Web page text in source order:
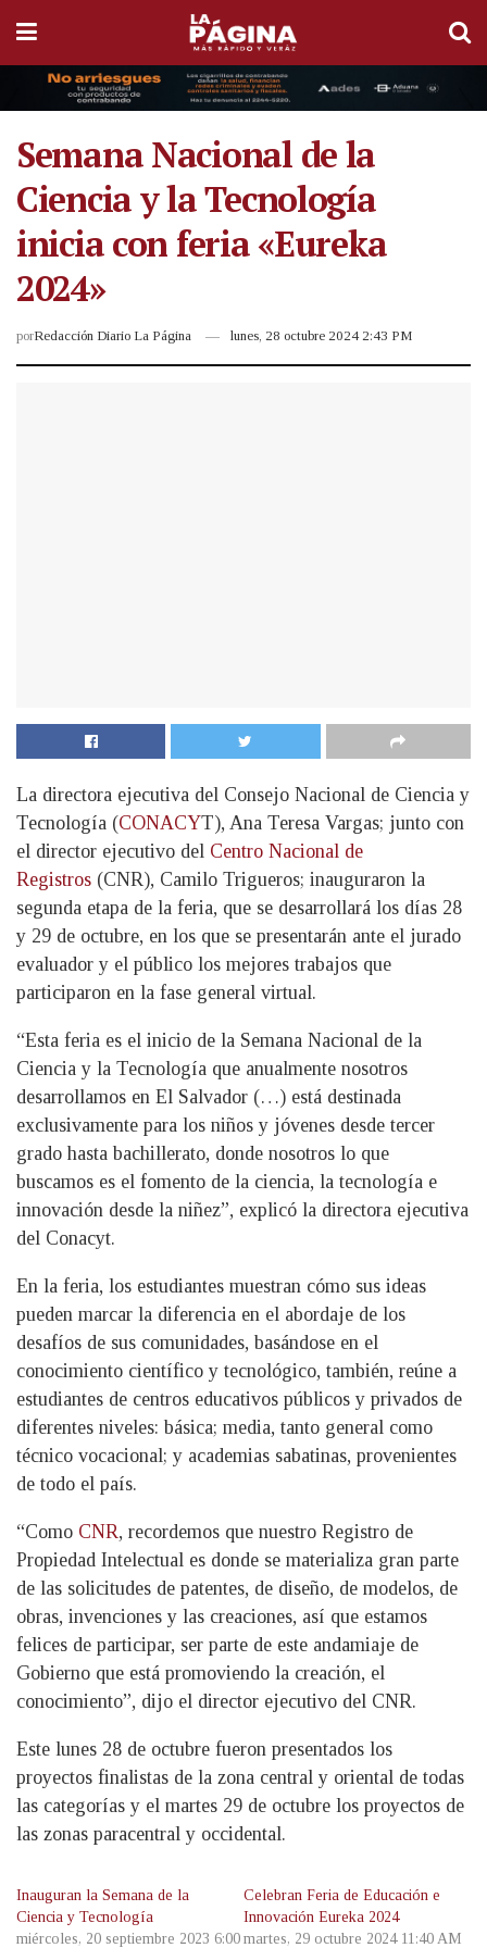
Semana Nacional de la
Ciencia y la Tecnología
inicia con feria «Eureka
2024»
porRedacción Diario La Página lunes, 28 octubre 2024 2:43 PM
La directora ejecutiva del Consejo Nacional de Ciencia y
Tecnología (CONACYT), Ana Teresa Vargas; junto con
el director ejecutivo del Centro Nacional de
Registros (CNR), Camilo Trigueros; inauguraron la
segunda etapa de la feria, que se desarrollará los días 28
y 29 de octubre, en los que se presentarán ante el jurado
evaluador y el público los mejores trabajos que
participaron en la fase general virtual.
“Esta feria es el inicio de la Semana Nacional de la
Ciencia y la Tecnología que anualmente nosotros
desarrollamos en El Salvador (…) está destinada
exclusivamente para los niños y jóvenes desde tercer
grado hasta bachillerato, donde nosotros lo que
buscamos es el fomento de la ciencia, la tecnología e
innovación desde la niñez”, explicó la directora ejecutiva
del Conacyt.
En la feria, los estudiantes muestran cómo sus ideas
pueden marcar la diferencia en el abordaje de los
desafíos de sus comunidades, basándose en el
conocimiento científico y tecnológico, también, reúne a
estudiantes de centros educativos públicos y privados de
diferentes niveles: básica; media, tanto general como
técnico vocacional; y academias sabatinas, provenientes
de todo el país.
“Como CNR, recordemos que nuestro Registro de
Propiedad Intelectual es donde se materializa gran parte
de las solicitudes de patentes, de diseño, de modelos, de
obras, invenciones y las creaciones, así que estamos
felices de participar, ser parte de este andamiaje de
Gobierno que está promoviendo la creación, el
conocimiento”, dijo el director ejecutivo del CNR.
Este lunes 28 de octubre fueron presentados los
proyectos finalistas de la zona central y oriental de todas
las categorías y el martes 29 de octubre los proyectos de
las zonas paracentral y occidental.
Inauguran la Semana de la
Ciencia y Tecnología
miércoles, 20 septiembre 2023 6:00
Celebran Feria de Educación e
Innovación Eureka 2024
martes, 29 octubre 2024 11:40 AM